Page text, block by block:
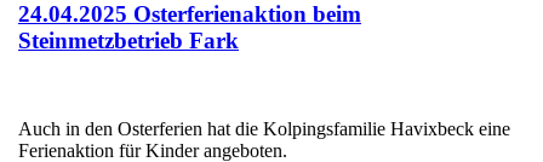
24.04.2025 Osterferienaktion beim
Steinmetzbetrieb Fark
Auch in den Osterferien hat die Kolpingsfamilie Havixbeck eine
Ferienaktion für Kinder angeboten.